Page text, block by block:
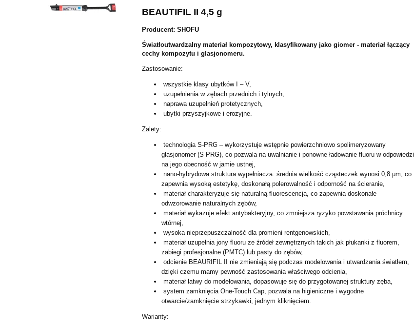
BEAUTIFIL II 4,5 g
Producent: SHOFU
Światłoutwardzalny materiał kompozytowy, klasyfikowany jako giomer - materiał łączący
cechy kompozytu i glasjonomeru.
Zastosowanie:
wszystkie klasy ubytków I – V,
uzupełnienia w zębach przednich i tylnych,
naprawa uzupełnień protetycznych,
ubytki przyszyjkowe i erozyjne.
Zalety:
technologia S-PRG – wykorzystuje wstępnie powierzchniowo spolimeryzowany
glasjonomer (S-PRG), co pozwala na uwalnianie i ponowne ładowanie fluoru w odpowiedzi
na jego obecność w jamie ustnej,
nano-hybrydowa struktura wypełniacza: średnia wielkość cząsteczek wynosi 0,8 μm, co
zapewnia wysoką estetykę, doskonałą polerowalność i odporność na ścieranie,
materiał charakteryzuje się naturalną fluorescencją, co zapewnia doskonałe
odwzorowanie naturalnych zębów,
materiał wykazuje efekt antybakteryjny, co zmniejsza ryzyko powstawania próchnicy
wtórnej,
wysoka nieprzepuszczalność dla promieni rentgenowskich,
materiał uzupełnia jony fluoru ze źródeł zewnętrznych takich jak płukanki z fluorem,
zabiegi profesjonalne (PMTC) lub pasty do zębów,
odcienie BEAURIFIL II nie zmieniają się podczas modelowania i utwardzania światłem,
dzięki czemu mamy pewność zastosowania właściwego odcienia,
materiał łatwy do modelowania, dopasowuje się do przygotowanej struktury zęba,
system zamknięcia One‑Touch Cap, pozwala na higieniczne i wygodne
otwarcie/zamknięcie strzykawki, jednym kliknięciem.
Warianty: